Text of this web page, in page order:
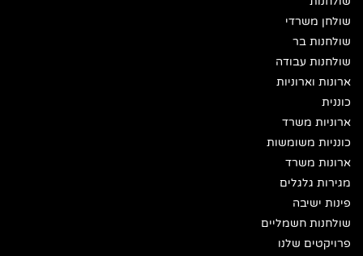
שולחן משרדי
שולחנות בר
שולחנות עבודה
ארונות וארוניות
כוננית
ארוניות משרד
כונניות משומשות
ארונות משרד
מגירות גלגלים
פינות ישיבה
שולחנות חשמליים
פרויקטים שלנו